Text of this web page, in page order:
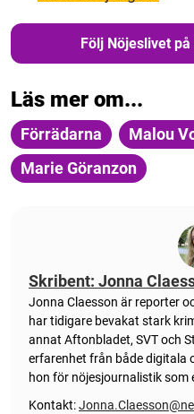
Följ Nöjeslivet
Läs mer om...
Förrädarna
Malou
Marie Göranzon
Skribent: Jonna
Jonna Claesson är reporter
har tidigare bevakat stark
annat Aftonbladet, SVT och
erfarenhet från både digitala
hon för nöjesjournalistik som
Kontakt: